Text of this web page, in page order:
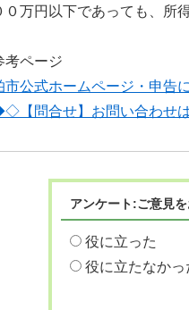
０万円以下であっても、所
考ページ
市公式ホームページ・申告
【問合せ】お問い合わせ
アンケート:ご意見
役に立った
役に立たなかっ